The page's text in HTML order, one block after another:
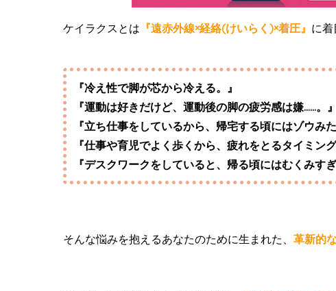
ケイラクスとは 『遠赤外線×経絡(けいらく)×着圧』 に着
『冷え性で脚が芯から冷える。』
『運動は好きだけど、運動後の脚の疲労感は嫌……。』
『立ち仕事をしているから、帰宅する頃にはゾウみ
『仕事や育児でよく歩くから、疲れをとるタイミン
『デスクワークをしていると、帰る頃にはむくみす
そんな悩みを抱えるあなたのために生まれた、 革新的